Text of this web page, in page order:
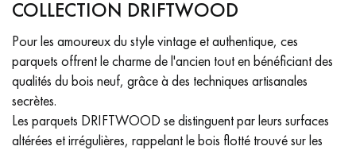
LES RECHERCHES LES PLUS COURANTES
PARQUET MASSIF
PARQUET CONTRECOLLÉ -
FLOTTANT
SOL PLAQUÉ BOIS VERITABLES
PARQUETS À MOTIFS
TRADITIONNELS
COLLECTION DRIFTWOOD
Pour les amoureux du style vintage et authentique, ces
parquets offrent le charme de l'ancien tout en bénéficiant des
qualités du bois neuf, grâce à des techniques artisanales
secrètes.
Les parquets DRIFTWOOD se distinguent par leurs surfaces
altérées et irrégulières, rappelant le bois flotté trouvé sur les